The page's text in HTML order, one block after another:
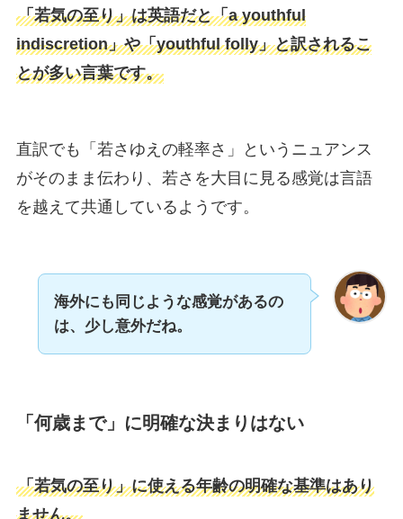
「若気の至り」は英語だと「a youthful
indiscretion」や「youthful folly」と訳されるこ
とが多い言葉です。
直訳でも「若さゆえの軽率さ」というニュアンス
がそのまま伝わり、若さを大目に見る感覚は言語
を越えて共通しているようです。
海外にも同じような感覚があるの
は、少し意外だね。
「何歳まで」に明確な決まりはない
「若気の至り」に使える年齢の明確な基準はあり
ません。